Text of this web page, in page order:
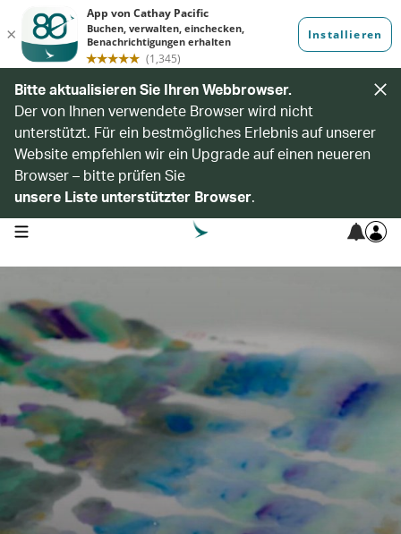
Bitte aktualisieren Sie Ihren Webbrowser.
Der von Ihnen verwendete Browser wird nicht
unterstützt. Für ein bestmögliches Erlebnis auf unserer
Website empfehlen wir ein Upgrade auf einen neueren
Browser – bitte prüfen Sie
unsere Liste unterstützter Browser.
open navigation menu